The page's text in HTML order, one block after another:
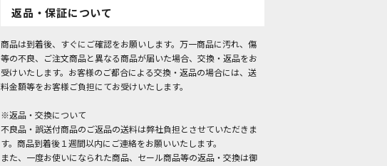
返品・保証について
商品は到着後、すぐにご確認をお願いします。万一商品に汚れ、傷
等の不良、ご注文商品と異なる商品が届いた場合、交換・返品をお
受けいたします。お客様のご都合による交換・返品の場合には、送
料金額等をお客様ご負担にてお受けいたします。
※返品・交換について
不良品・誤送付商品のご返品の送料は弊社負担とさせていただきま
す。商品到着後１週間以内にご連絡をお願いいたします。
また、一度お使いになられた商品、セール商品等の返品・交換は御